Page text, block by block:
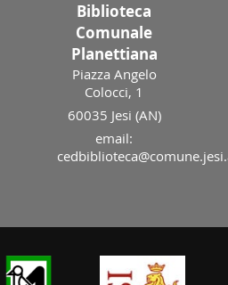
Biblioteca
Comunale
Planettiana
Piazza Angelo
Colocci, 1
60035 Jesi (AN)
email: